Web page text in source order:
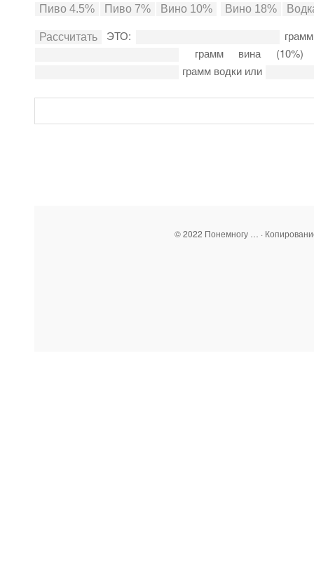
ЭТО:
грамм вина
грамм водки или
© 2022 Понемногу … ·